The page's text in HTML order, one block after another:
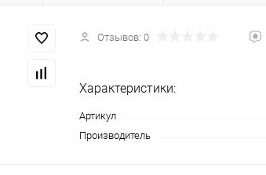
Отзывов: 0
Характеристики:
Артикул
Производитель
Разбейте
на частибез переплат